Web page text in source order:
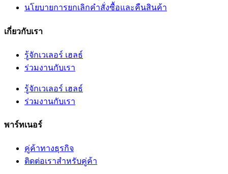
นโยบายการยกเลิกคำสั่งซื้อและคืนสินค้า
เกี่ยวกับเรา
รู้จักเวเลอร์ เฮลธ์
ร่วมงานกับเรา
รู้จักเวเลอร์ เฮลธ์
ร่วมงานกับเรา
พาร์ทเนอร์
คู่ค้าทางธุรกิจ
ติดต่อเราสำหรับคู่ค้า